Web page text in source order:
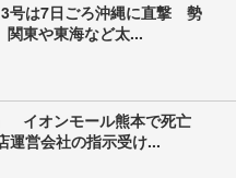
号は7日ごろ沖縄に直撃 勢
東や東海など太...
イオンモール熊本で死亡
営会社の指示受け...